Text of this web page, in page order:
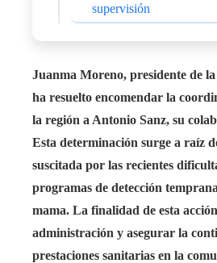
supervisión
Juanma Moreno, presidente de
ha resuelto encomendar la
la región a Antonio Sanz, su
Esta determinación surge a raíz
suscitada por las recientes
programas de detección
mama. La finalidad de esta
administración y asegurar la
prestaciones sanitarias en la